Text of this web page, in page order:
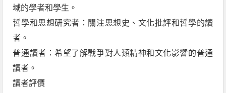
域的學者和學生。
哲學和思想研究者：關注思想史、文化批評和哲學的讀
者。
普通讀者：希望了解戰爭對人類精神和文化影響的普通
讀者。
讀者評價